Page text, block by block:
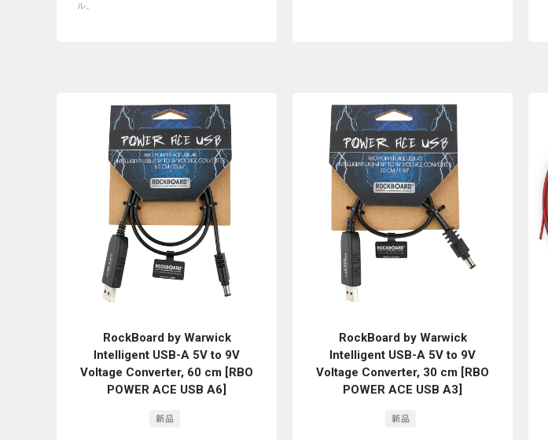
ル。
RockBoard by Warwick
Intelligent USB-A 5V to 9V
Voltage Converter, 60 cm [RBO
POWER ACE USB A6]
RockBoard by Warwick
Intelligent USB-A 5V to 9V
Voltage Converter, 30 cm [RBO
POWER ACE USB A3]